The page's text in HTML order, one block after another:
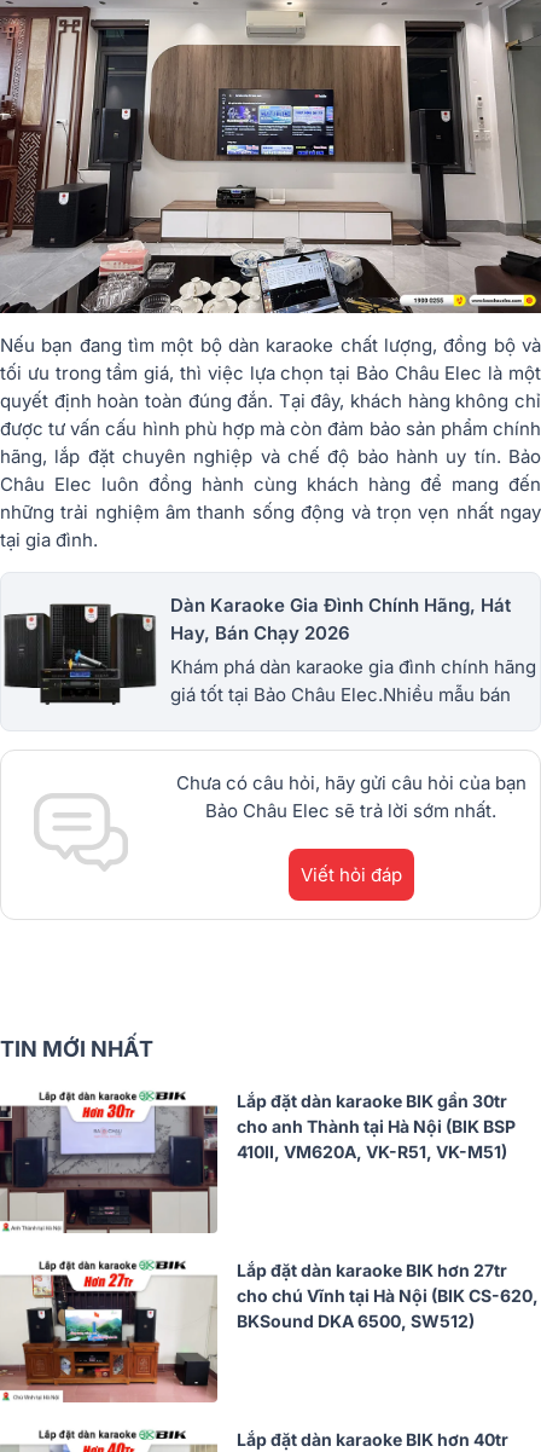
Nếu bạn đang tìm một bộ dàn karaoke chất lượng, đồng bộ và
tối ưu trong tầm giá, thì việc lựa chọn tại Bảo Châu Elec là một
quyết định hoàn toàn đúng đắn. Tại đây, khách hàng không chỉ
được tư vấn cấu hình phù hợp mà còn đảm bảo sản phẩm chính
hãng, lắp đặt chuyên nghiệp và chế độ bảo hành uy tín. Bảo
Châu Elec luôn đồng hành cùng khách hàng để mang đến
những trải nghiệm âm thanh sống động và trọn vẹn nhất ngay
tại gia đình.
Dàn Karaoke Gia Đình Chính Hãng, Hát
Hay, Bán Chạy 2026
Khám phá dàn karaoke gia đình chính hãng
giá tốt tại Bảo Châu Elec.Nhiều mẫu bán
dBTechnologies, Philips Cao
Cấp.1900.0255
Chưa có câu hỏi, hãy gửi câu hỏi của bạn
Bảo Châu Elec sẽ trả lời sớm nhất.
Viết hỏi đáp
TIN MỚI NHẤT
Lắp đặt dàn karaoke BIK gần 30tr
cho anh Thành tại Hà Nội (BIK BSP
410II, VM620A, VK-R51, VK-M51)
Lắp đặt dàn karaoke BIK hơn 27tr
cho chú Vĩnh tại Hà Nội (BIK CS-620,
BKSound DKA 6500, SW512)
Lắp đặt dàn karaoke BIK hơn 40tr